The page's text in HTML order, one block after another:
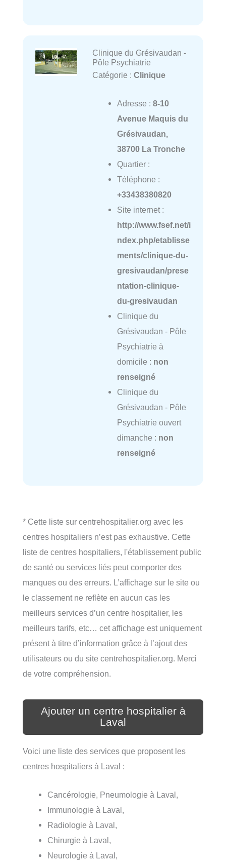
Clinique du Grésivaudan -
Pôle Psychiatrie
Catégorie : Clinique
Adresse : 8-10
Avenue Maquis du
Grésivaudan,
38700 La Tronche
Quartier :
Téléphone :
+33438380820
Site internet :
http://www.fsef.net/i
ndex.php/etablisse
ments/clinique-du-
gresivaudan/prese
ntation-clinique-
du-gresivaudan
Clinique du
Grésivaudan - Pôle
Psychiatrie à
domicile : non
renseigné
Clinique du
Grésivaudan - Pôle
Psychiatrie ouvert
dimanche : non
renseigné
* Cette liste sur centrehospitalier.org avec les
centres hospitaliers n’est pas exhaustive. Cette
liste de centres hospitaliers, l'établissement public
de santé ou services liés peut comporter des
manques ou des erreurs. L’affichage sur le site ou
le classement ne reflète en aucun cas les
meilleurs services d’un centre hospitalier, les
meilleurs tarifs, etc… cet affichage est uniquement
présent à titre d’information grâce à l’ajout des
utilisateurs ou du site centrehospitalier.org. Merci
de votre compréhension.
Ajouter un centre hospitalier à
Laval
Voici une liste des services que proposent les
centres hospitaliers à Laval :
Cancérologie, Pneumologie à Laval,
Immunologie à Laval,
Radiologie à Laval,
Chirurgie à Laval,
Neurologie à Laval,